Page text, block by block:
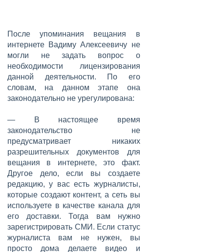
После упоминания вещания в
интернете Вадиму Алексеевичу не
могли не задать вопрос о
необходимости лицензирования
данной деятельности. По его
словам, на данном этапе она
законодательно не урегулирована:
— В настоящее время
законодательство не
предусматривает никаких
разрешительных документов для
вещания в интернете, это факт.
Другое дело, если вы создаете
редакцию, у вас есть журналисты,
которые создают контент, а сеть вы
используете в качестве канала для
его доставки. Тогда вам нужно
зарегистрировать СМИ. Если статус
журналиста вам не нужен, вы
просто дома делаете видео и